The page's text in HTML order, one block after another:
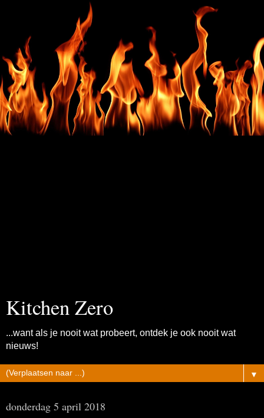
Kitchen Zero
...want als je nooit wat probeert, ontdek je ook nooit wat
nieuws!
▼
donderdag 5 april 2018